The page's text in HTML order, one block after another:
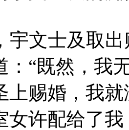
文士及取出
：“既然，我
上赐婚，我
女许配给了